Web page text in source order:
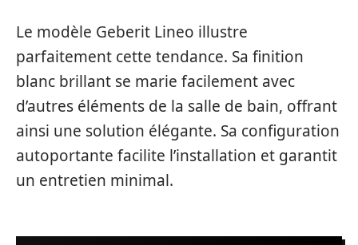
Le modèle Geberit Lineo illustre
parfaitement cette tendance. Sa finition
blanc brillant se marie facilement avec
d’autres éléments de la salle de bain, offrant
ainsi une solution élégante. Sa configuration
autoportante facilite l’installation et garantit
un entretien minimal.